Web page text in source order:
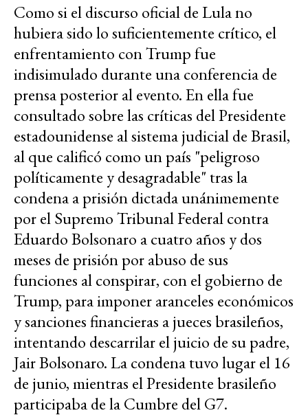
Como si el discurso oficial de Lula no
hubiera sido lo suficientemente crítico, el
enfrentamiento con Trump fue
indisimulado durante una conferencia de
prensa posterior al evento. En ella fue
consultado sobre las críticas del Presidente
estadounidense al sistema judicial de Brasil,
al que calificó como un país "peligroso
políticamente y desagradable" tras la
condena a prisión dictada unánimemente
por el Supremo Tribunal Federal contra
Eduardo Bolsonaro a cuatro años y dos
meses de prisión por abuso de sus
funciones al conspirar, con el gobierno de
Trump, para imponer aranceles económicos
y sanciones financieras a jueces brasileños,
intentando descarrilar el juicio de su padre,
Jair Bolsonaro. La condena tuvo lugar el 16
de junio, mientras el Presidente brasileño
participaba de la Cumbre del G7.